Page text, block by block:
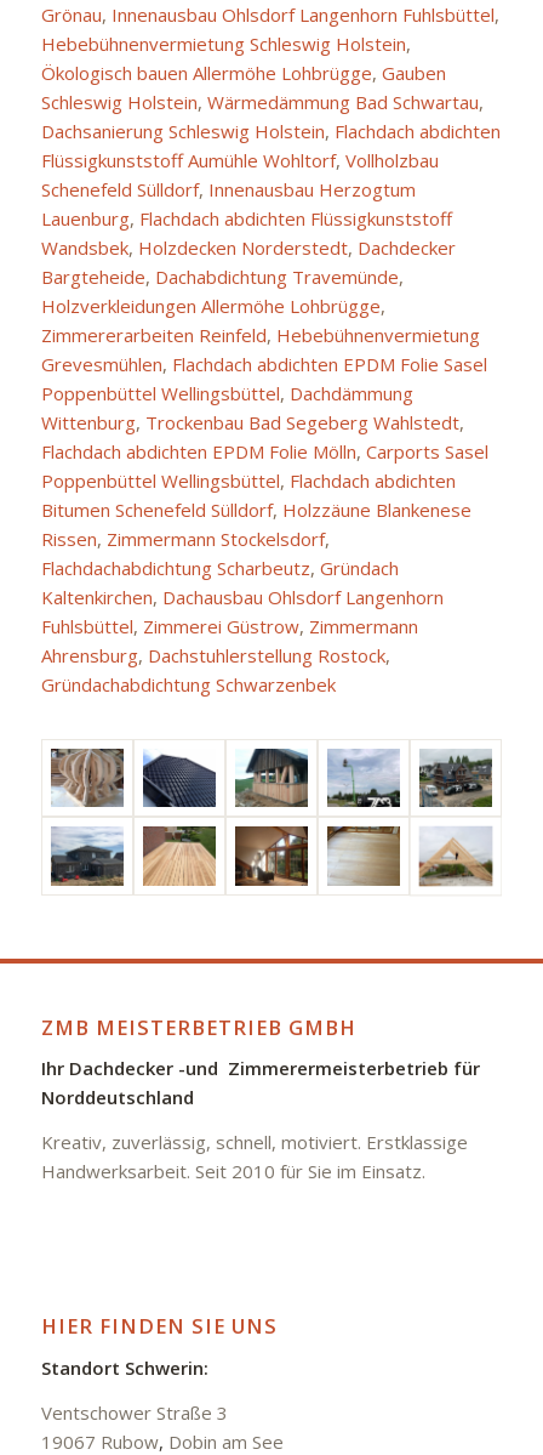
Grönau, Innenausbau Ohlsdorf Langenhorn Fuhlsbüttel,
Hebebühnenvermietung Schleswig Holstein,
Ökologisch bauen Allermöhe Lohbrügge, Gauben
Schleswig Holstein, Wärmedämmung Bad Schwartau,
Dachsanierung Schleswig Holstein, Flachdach abdichten
Flüssigkunststoff Aumühle Wohltorf, Vollholzbau
Schenefeld Sülldorf, Innenausbau Herzogtum
Lauenburg, Flachdach abdichten Flüssigkunststoff
Wandsbek, Holzdecken Norderstedt, Dachdecker
Bargteheide, Dachabdichtung Travemünde,
Holzverkleidungen Allermöhe Lohbrügge,
Zimmererarbeiten Reinfeld, Hebebühnenvermietung
Grevesmühlen, Flachdach abdichten EPDM Folie Sasel
Poppenbüttel Wellingsbüttel, Dachdämmung
Wittenburg, Trockenbau Bad Segeberg Wahlstedt,
Flachdach abdichten EPDM Folie Mölln, Carports Sasel
Poppenbüttel Wellingsbüttel, Flachdach abdichten
Bitumen Schenefeld Sülldorf, Holzzäune Blankenese
Rissen, Zimmermann Stockelsdorf,
Flachdachabdichtung Scharbeutz, Gründach
Kaltenkirchen, Dachausbau Ohlsdorf Langenhorn
Fuhlsbüttel, Zimmerei Güstrow, Zimmermann
Ahrensburg, Dachstuhlerstellung Rostock,
Gründachabdichtung Schwarzenbek
ZMB MEISTERBETRIEB GMBH
Ihr Dachdecker -und Zimmerermeisterbetrieb für
Norddeutschland
Kreativ, zuverlässig, schnell, motiviert. Erstklassige
Handwerksarbeit. Seit 2010 für Sie im Einsatz.
HIER FINDEN SIE UNS
Standort Schwerin:
Ventschower Straße 3
19067 Rubow, Dobin am See